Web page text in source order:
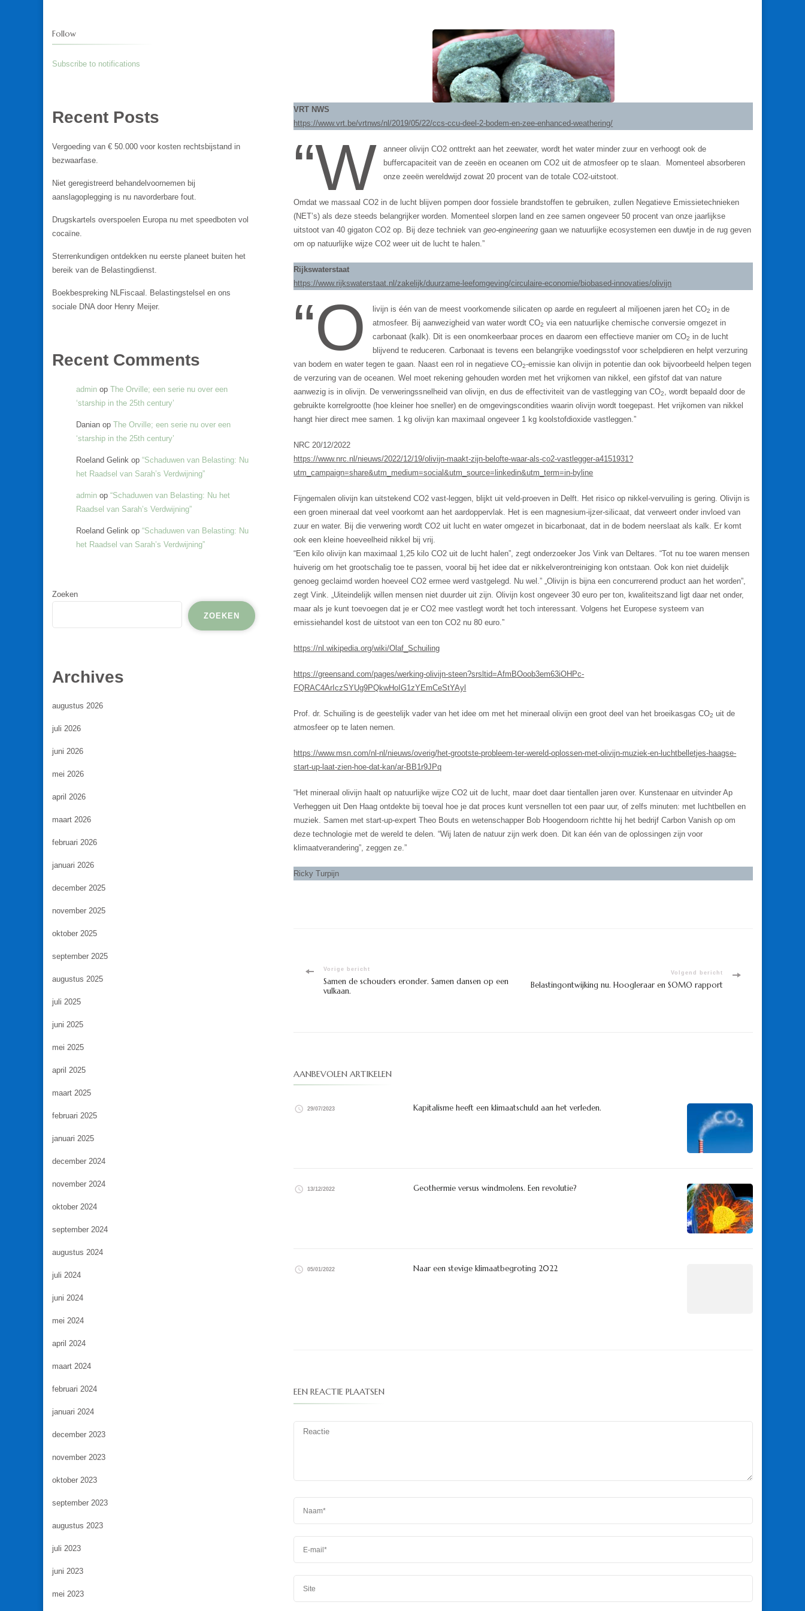
VRT NWS
https://www.vrt.be/vrtnws/nl/2019/05/22/ccs-ccu-deel-2-bodem-en-zee-enhanced-weathering/
“W
anneer olivijn CO2 onttrekt aan het zeewater, wordt het water minder zuur en verhoogt ook de
buffercapaciteit van de zeeën en oceanen om CO2 uit de atmosfeer op te slaan. Momenteel absorberen
onze zeeën wereldwijd zowat 20 procent van de totale CO2-uitstoot.
Omdat we massaal CO2 in de lucht blijven pompen door fossiele brandstoffen te gebruiken, zullen Negatieve Emissietechnieken
(NET’s) als deze steeds belangrijker worden. Momenteel slorpen land en zee samen ongeveer 50 procent van onze jaarlijkse
uitstoot van 40 gigaton CO2 op. Bij deze techniek vangeo-engineering gaan we natuurlijke ecosystemen een duwtje in de rug geven
om op natuurlijke wijze CO2 weer uit de lucht te halen.”
Rijkswaterstaat
https://www.rijkswaterstaat.nl/zakelijk/duurzame-leefomgeving/circulaire-economie/biobased-innovaties/olivijn
“O livijn is één van de meest voorkomende silicaten op aarde en reguleert al miljoenen jaren het CO2 in de
atmosfeer. Bij aanwezigheid van water wordt CO2 via een natuurlijke chemische conversie omgezet in
carbonaat (kalk). Dit is een onomkeerbaar proces en daarom een effectieve manier om CO2 in de lucht
blijvend te reduceren. Carbonaat is tevens een belangrijke voedingsstof voor schelpdieren en helpt verzuring
van bodem en water tegen te gaan. Naast een rol in negatieve CO2-emissie kan olivijn in potentie dan ook bijvoorbeeld helpen tegen
de verzuring van de oceanen. Wel moet rekening gehouden worden met het vrijkomen van nikkel, een gifstof dat van nature
aanwezig is in olivijn. De verweringssnelheid van olivijn, en dus de effectiviteit van de vastlegging van CO2, wordt bepaald door de
gebruikte korrelgrootte (hoe kleiner hoe sneller) en de omgevingscondities waarin olivijn wordt toegepast. Het vrijkomen van nikkel
hangt hier direct mee samen. 1 kg olivijn kan maximaal ongeveer 1 kg koolstofdioxide vastleggen.”
NRC 20/12/2022
https://www.nrc.nl/nieuws/2022/12/19/olivijn-maakt-zijn-belofte-waar-als-co2-vastlegger-a4151931?
utm_campaign=share&utm_medium=social&utm_source=linkedin&utm_term=in-byline
Fijngemalen olivijn kan uitstekend CO2 vast-leggen, blijkt uit veld-proeven in Delft. Het risico op nikkel-vervuiling is gering. Olivijn is
een groen mineraal dat veel voorkomt aan het aardoppervlak. Het is een magnesium-ijzer-silicaat, dat verweert onder invloed van
zuur en water. Bij die verwering wordt CO2 uit lucht en water omgezet in bicarbonaat, dat in de bodem neerslaat als kalk. Er komt
ook een kleine hoeveelheid nikkel bij vrij.
“Een kilo olivijn kan maximaal 1,25 kilo CO2 uit de lucht halen”, zegt onderzoeker Jos Vink van Deltares. “Tot nu toe waren mensen
huiverig om het grootschalig toe te passen, vooral bij het idee dat er nikkelverontreiniging kon ontstaan. Ook kon niet duidelijk
genoeg geclaimd worden hoeveel CO2 ermee werd vastgelegd. Nu wel.” „Olivijn is bijna een concurrerend product aan het worden”,
zegt Vink. „Uiteindelijk willen mensen niet duurder uit zijn. Olivijn kost ongeveer 30 euro per ton, kwaliteitszand ligt daar net onder,
maar als je kunt toevoegen dat je er CO2 mee vastlegt wordt het toch interessant. Volgens het Europese systeem van
emissiehandel kost de uitstoot van een ton CO2 nu 80 euro.”
https://nl.wikipedia.org/wiki/Olaf_Schuiling
https://greensand.com/pages/werking-olivijn-steen?srsltid=AfmBOoob3em63iOHPc-
FQRAC4ArIczSYUg9PQkwHoIG1zYEmCeStYAyl
Prof. dr. Schuiling is de geestelijk vader van het idee om met het mineraal olivijn een groot deel van het broeikasgas CO2 uit de
atmosfeer op te laten nemen.
https://www.msn.com/nl-nl/nieuws/overig/het-grootste-probleem-ter-wereld-oplossen-met-olivijn-muziek-en-luchtbelletjes-haagse-
start-up-laat-zien-hoe-dat-kan/ar-BB1r9JPq
“Het mineraal olivijn haalt op natuurlijke wijze CO2 uit de lucht, maar doet daar tientallen jaren over. Kunstenaar en uitvinder Ap
Verheggen uit Den Haag ontdekte bij toeval hoe je dat proces kunt versnellen tot een paar uur, of zelfs minuten: met luchtbellen en
muziek. Samen met start-up-expert Theo Bouts en wetenschapper Bob Hoogendoorn richtte hij het bedrijf Carbon Vanish op om
deze technologie met de wereld te delen. “Wij laten de natuur zijn werk doen. Dit kan één van de oplossingen zijn voor
klimaatverandering”, zeggen ze.”
Ricky Turpijn
Bericht
navigatie
Vorige bericht
Samen de schouders eronder. Samen dansen op een
vulkaan.
Volgend bericht
Belastingontwijking nu. Hoogleraar en SOMO rapport
AANBEVOLEN ARTIKELEN
29/07/2023 Kapitalisme heeft een klimaatschuld aan het verleden.
13/12/2022 Geothermie versus windmolens. Een revolutie?
05/01/2022 Naar een stevige klimaatbegroting 2022
EEN REACTIE PLAATSEN
Follow
Subscribe to notifications
Recent Posts
Vergoeding van € 50.000 voor kosten rechtsbijstand in
bezwaarfase.
Niet geregistreerd behandelvoornemen bij
aanslagoplegging is nu navorderbare fout.
Drugskartels overspoelen Europa nu met speedboten vol
cocaïne.
Sterrenkundigen ontdekken nu eerste planeet buiten het
bereik van de Belastingdienst.
Boekbespreking NLFiscaal. Belastingstelsel en ons
sociale DNA door Henry Meijer.
Recent Comments
admin op The Orville; een serie nu over een
‘starship in the 25th century’
Danian op The Orville; een serie nu over een
‘starship in the 25th century’
Roeland Gelink op “Schaduwen van Belasting: Nu
het Raadsel van Sarah’s Verdwijning”
admin op “Schaduwen van Belasting: Nu het
Raadsel van Sarah’s Verdwijning”
Roeland Gelink op “Schaduwen van Belasting: Nu
het Raadsel van Sarah’s Verdwijning”
Zoeken
ZOEKEN
Archives
augustus 2026
juli 2026
juni 2026
mei 2026
april 2026
maart 2026
februari 2026
januari 2026
december 2025
november 2025
oktober 2025
september 2025
augustus 2025
juli 2025
juni 2025
mei 2025
april 2025
maart 2025
februari 2025
januari 2025
december 2024
november 2024
oktober 2024
september 2024
augustus 2024
juli 2024
juni 2024
mei 2024
april 2024
maart 2024
februari 2024
januari 2024
december 2023
november 2023
oktober 2023
september 2023
augustus 2023
juli 2023
juni 2023
mei 2023